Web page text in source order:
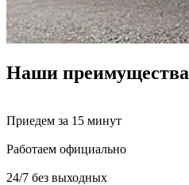
Наши преимущества
Приедем за 15 минут
Работаем официально
24/7 без выходных